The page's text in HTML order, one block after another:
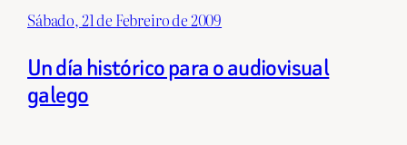
Sábado, 21 de Febreiro de 2009
Un día histórico para o audiovisual
galego